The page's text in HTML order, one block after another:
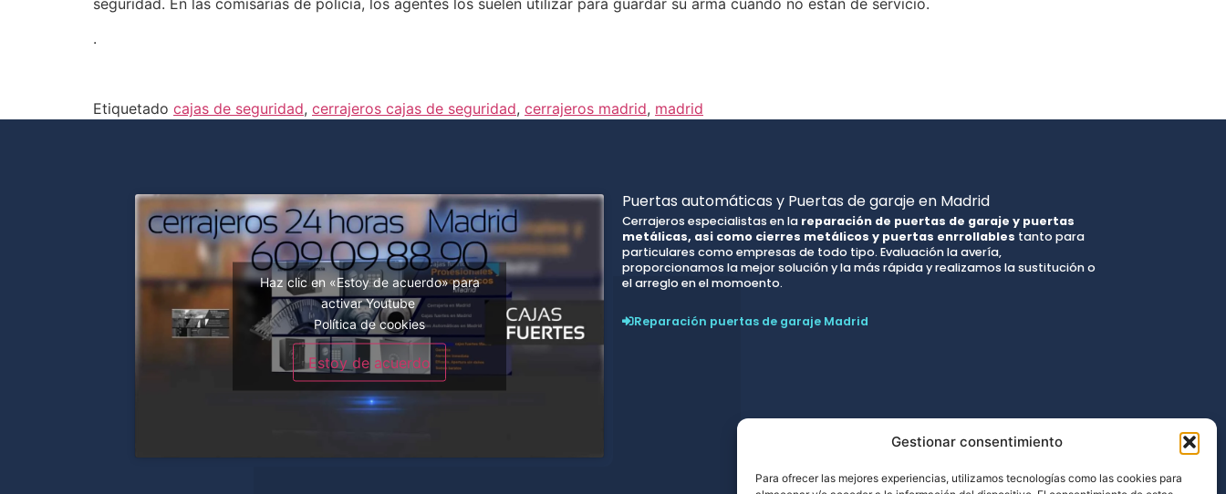
Gestionar consentimiento
Para ofrecer las mejores experiencias, utilizamos tecnologías como las cookies para
.
Etiquetado cajas de seguridad, cerrajeros cajas de seguridad, cerrajeros madrid, madrid
Haz clic en «Estoy de acuerdo» para
activar Youtube
Política de cookies
Estoy de acuerdo
Puertas automáticas y Puertas de garaje en Madrid
Cerrajeros especialistas en la reparación de puertas de garaje y puertas
metálicas, asi como cierres metálicos y puertas enrrollables tanto para
particulares como empresas de todo tipo. Evaluación la avería,
proporcionamos la mejor solución y la más rápida y realizamos la sustitución o
el arreglo en el momoento.
Reparación puertas de garaje Madrid